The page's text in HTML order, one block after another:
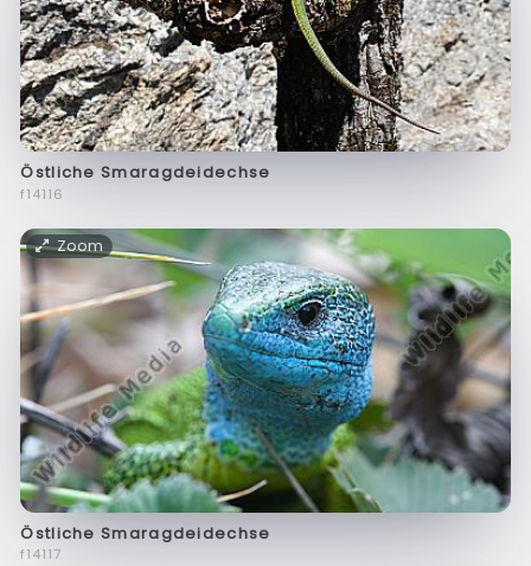
Östliche Smaragdeidechse
f14116
Zoom
Östliche Smaragdeidechse
f14117